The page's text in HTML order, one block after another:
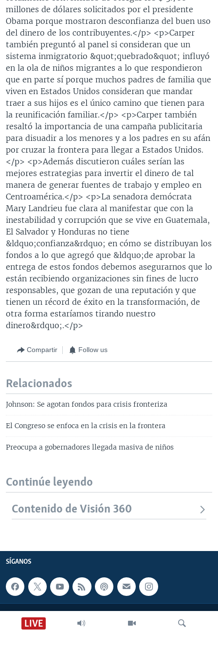
LIVE
millones de dólares solicitados por el presidente
Obama porque mostraron desconfianza del buen uso
del dinero de los contribuyentes.</p> <p>Carper
también preguntó al panel si consideran que un
sistema inmigratorio &quot;quebrado&quot; influyó
en la ola de niños migrantes a lo que respondieron
que en parte sí porque muchos padres de familia que
viven en Estados Unidos consideran que mandar
traer a sus hijos es el único camino que tienen para
la reunificación familiar.</p> <p>Carper también
resaltó la importancia de una campaña publicitaria
para disuadir a los menores y a los padres en su afán
por cruzar la frontera para llegar a Estados Unidos.
</p> <p>Además discutieron cuáles serían las
mejores estrategias para invertir el dinero de tal
manera de generar fuentes de trabajo y empleo en
Centroamérica.</p> <p>La senadora demócrata
Mary Landrieu fue clara al manifestar que con la
inestabilidad y corrupción que se vive en Guatemala,
El Salvador y Honduras no tiene
&ldquo;confianza&rdquo; en cómo se distribuyan los
fondos a lo que agregó que &ldquo;de aprobar la
entrega de estos fondos debemos asegurarnos que lo
están recibiendo organizaciones sin fines de lucro
responsables, que gozan de una reputación y que
tienen un récord de éxito en la transformación, de
otra forma estaríamos tirando nuestro
dinero&rdquo;.</p>
Compartir Follow us
Relacionados
Johnson: Se agotan fondos para crisis fronteriza
El Congreso se enfoca en la crisis en la frontera
Preocupa a gobernadores llegada masiva de niños
Continúe leyendo
Contenido de Visión 360
SÍGANOS